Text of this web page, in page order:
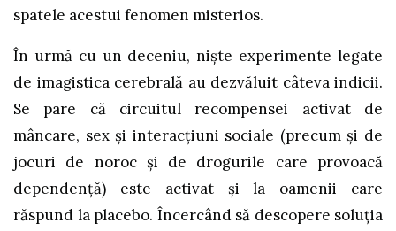
spatele acestui fenomen misterios.
În urmă cu un deceniu, niște experimente legate
de imagistica cerebrală au dezvăluit câteva indicii.
Se pare că circuitul recompensei activat de
mâncare, sex și interacțiuni sociale (precum și de
jocuri de noroc și de drogurile care provoacă
dependență) este activat și la oamenii care
răspund la placebo. Încercând să descopere soluția